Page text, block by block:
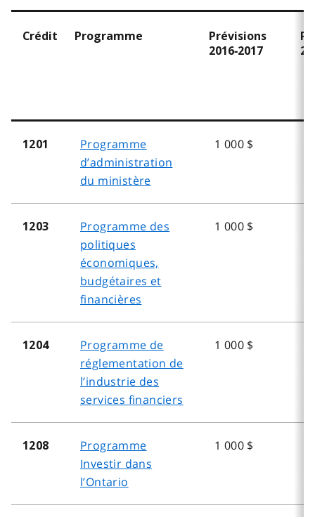
Crédit Programme
Prévisions
2016‑2017
1201
Programme
d’administration
du ministère
1 000 $
1203
Programme des
politiques
économiques,
budgétaires et
financières
1 000 $
1204
Programme de
réglementation de
l’industrie des
services financiers
1 000 $
1208
Programme
Investir dans
l’Ontario
1 000 $